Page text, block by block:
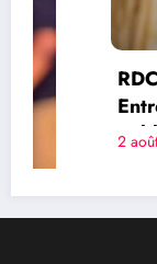
RDC/
Entreprises:
publiques
2 août 2026